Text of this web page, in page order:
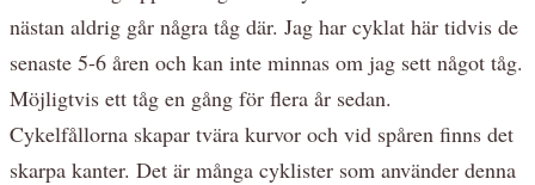
nästan aldrig går några tåg där. Jag har cyklat här tidvis de
senaste 5-6 åren och kan inte minnas om jag sett något tåg.
Möjligtvis ett tåg en gång för flera år sedan.
Cykelfållorna skapar tvära kurvor och vid spåren finns det
skarpa kanter. Det är många cyklister som använder denna